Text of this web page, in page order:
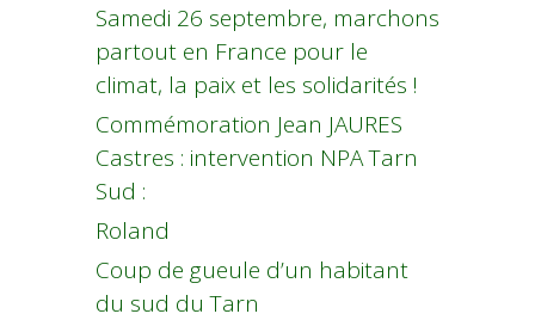
Samedi 26 septembre, marchons
partout en France pour le
climat, la paix et les solidarités !
Commémoration Jean JAURES
Castres : intervention NPA Tarn
Sud :
Roland
Coup de gueule d’un habitant
du sud du Tarn